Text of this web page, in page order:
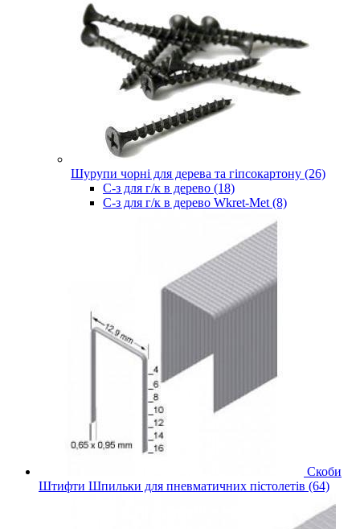
Шурупи чорні для дерева та гіпсокартону (26)
С-з для г/к в дерево (18)
С-з для г/к в дерево Wkret-Met (8)
Скоби
Штифти Шпильки для пневматичних пістолетів (64)